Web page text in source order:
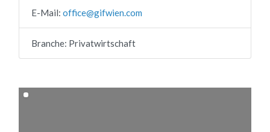
E-Mail: office@gifwien.com
Branche: Privatwirtschaft